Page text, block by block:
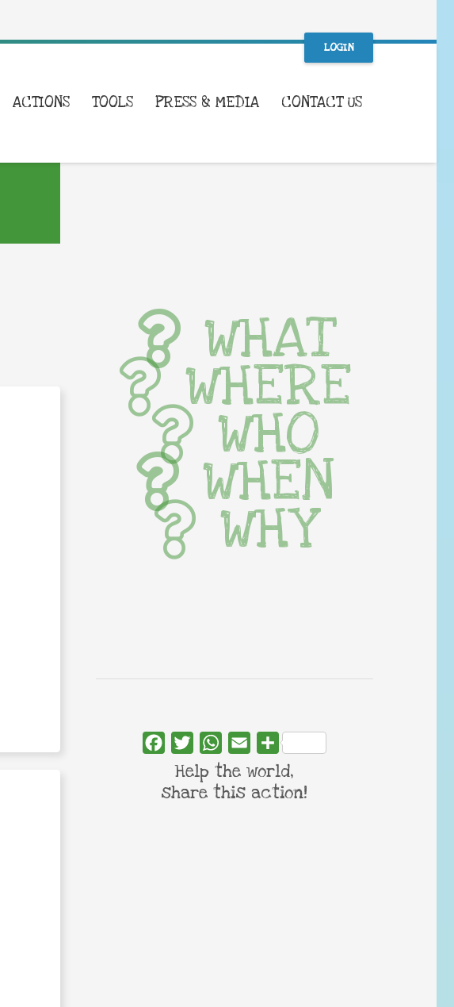
LOGIN
ACTIONS TOOLS PRESS & MEDIA CONTACT US
WHAT
WHERE
WHO
WHEN
WHY
FacebookTwitterWhatsApp
Email Share
Help the world,
share this action!